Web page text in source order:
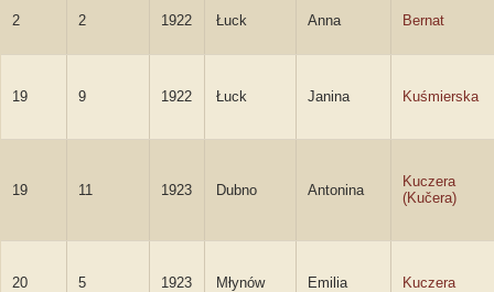
2 2 1922 Łuck Anna Bernat
19 9 1922 Łuck Janina Kuśmierska
19 11 1923 Dubno Antonina
Kuczera
(Kučera)
20 5 1923 Młynów Emilia Kuczera